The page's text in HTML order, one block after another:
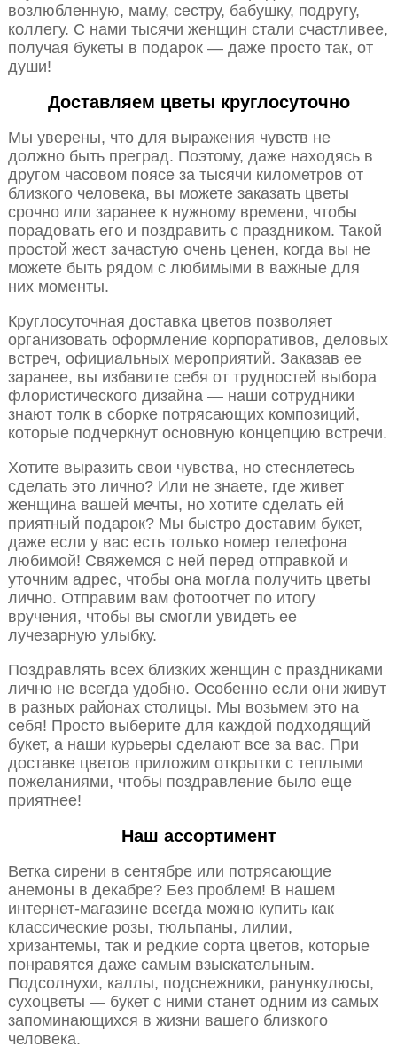
возлюбленную, маму, сестру, бабушку, подругу,
коллегу. С нами тысячи женщин стали счастливее,
получая букеты в подарок — даже просто так, от
души!
Доставляем цветы круглосуточно
Мы уверены, что для выражения чувств не
должно быть преград. Поэтому, даже находясь в
другом часовом поясе за тысячи километров от
близкого человека, вы можете заказать цветы
срочно или заранее к нужному времени, чтобы
порадовать его и поздравить с праздником. Такой
простой жест зачастую очень ценен, когда вы не
можете быть рядом с любимыми в важные для
них моменты.
Круглосуточная доставка цветов позволяет
организовать оформление корпоративов, деловых
встреч, официальных мероприятий. Заказав ее
заранее, вы избавите себя от трудностей выбора
флористического дизайна — наши сотрудники
знают толк в сборке потрясающих композиций,
которые подчеркнут основную концепцию встречи.
Хотите выразить свои чувства, но стесняетесь
сделать это лично? Или не знаете, где живет
женщина вашей мечты, но хотите сделать ей
приятный подарок? Мы быстро доставим букет,
даже если у вас есть только номер телефона
любимой! Свяжемся с ней перед отправкой и
уточним адрес, чтобы она могла получить цветы
лично. Отправим вам фотоотчет по итогу
вручения, чтобы вы смогли увидеть ее
лучезарную улыбку.
Поздравлять всех близких женщин с праздниками
лично не всегда удобно. Особенно если они живут
в разных районах столицы. Мы возьмем это на
себя! Просто выберите для каждой подходящий
букет, а наши курьеры сделают все за вас. При
доставке цветов приложим открытки с теплыми
пожеланиями, чтобы поздравление было еще
приятнее!
Наш ассортимент
Ветка сирени в сентябре или потрясающие
анемоны в декабре? Без проблем! В нашем
интернет-магазине всегда можно купить как
классические розы, тюльпаны, лилии,
хризантемы, так и редкие сорта цветов, которые
понравятся даже самым взыскательным.
Подсолнухи, каллы, подснежники, ранункулюсы,
сухоцветы — букет с ними станет одним из самых
запоминающихся в жизни вашего близкого
человека.